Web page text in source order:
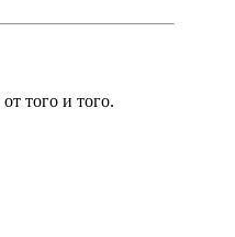
того и того.